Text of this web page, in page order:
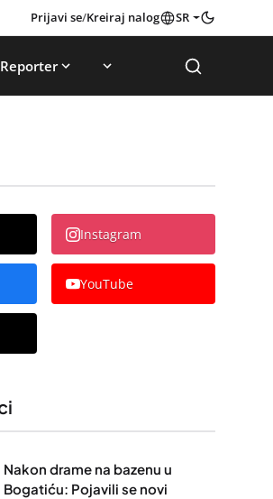
Prijavi se/Kreiraj nalog SR
Instagram
YouTube
Nakon drame na bazenu u
Bogatiću: Pojavili se novi